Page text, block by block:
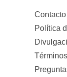
Política